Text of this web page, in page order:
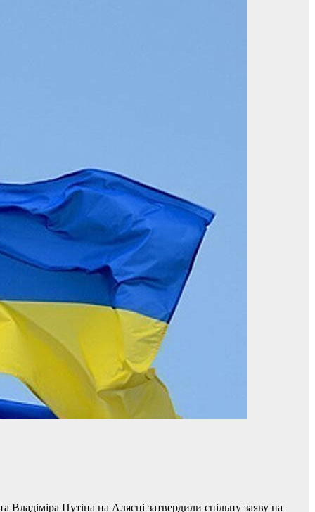
Путіна на Алясці затвердили спільну заяву на